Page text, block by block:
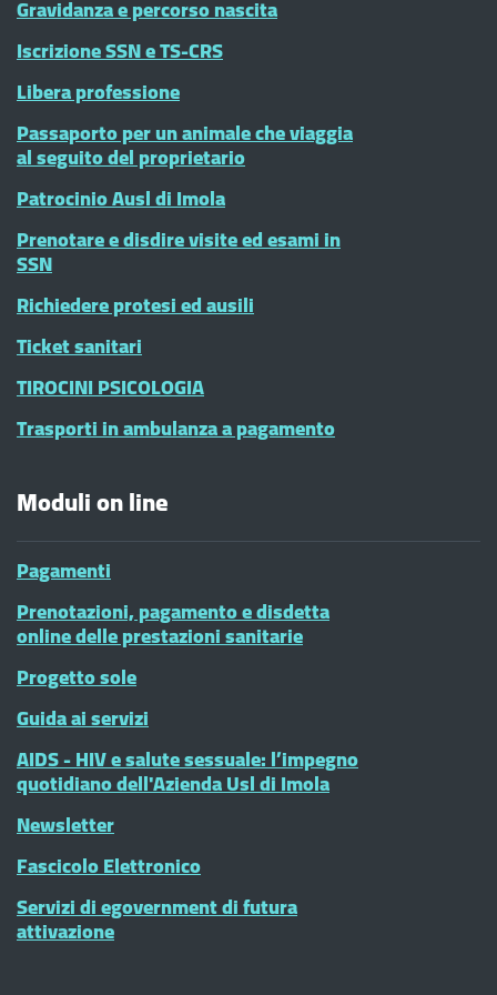
Gravidanza e percorso nascita
Iscrizione SSN e TS-CRS
Libera professione
Passaporto per un animale che viaggia
al seguito del proprietario
Patrocinio Ausl di Imola
Prenotare e disdire visite ed esami in
SSN
Richiedere protesi ed ausili
Ticket sanitari
TIROCINI PSICOLOGIA
Trasporti in ambulanza a pagamento
Moduli on line
Pagamenti
Prenotazioni, pagamento e disdetta
online delle prestazioni sanitarie
Progetto sole
Guida ai servizi
AIDS - HIV e salute sessuale: l’impegno
quotidiano dell'Azienda Usl di Imola
Newsletter
Fascicolo Elettronico
Servizi di egovernment di futura
attivazione